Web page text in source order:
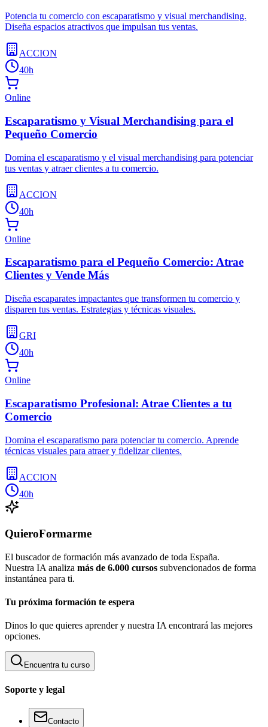
Potencia tu comercio con escaparatismo y visual merchandising.
Diseña espacios atractivos que impulsan tus ventas.
ACCION
40h
Online
Escaparatismo y Visual Merchandising para el
Pequeño Comercio
Domina el escaparatismo y el visual merchandising para potenciar
tus ventas y atraer clientes a tu comercio.
ACCION
40h
Online
Escaparatismo para el Pequeño Comercio: Atrae
Clientes y Vende Más
Diseña escaparates impactantes que transformen tu comercio y
disparen tus ventas. Estrategias y técnicas visuales.
GRI
40h
Online
Escaparatismo Profesional: Atrae Clientes a tu
Comercio
Domina el escaparatismo para potenciar tu comercio. Aprende
técnicas visuales para atraer y fidelizar clientes.
ACCION
40h
QuieroFormarme
El buscador de formación más avanzado de toda España.
Nuestra IA analiza más de 6.000 cursos subvencionados de forma
instantánea para ti.
Tu próxima formación te espera
Dinos lo que quieres aprender y nuestra IA encontrará las mejores
opciones.
Encuentra tu curso
Soporte y legal
Contacto